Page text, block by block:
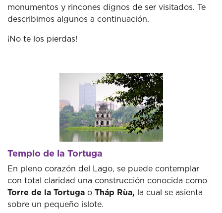
monumentos y rincones dignos de ser visitados. Te
describimos algunos a continuación.
¡No te los pierdas!
Templo de la Tortuga
En pleno corazón del Lago, se puede contemplar
con total claridad una construcción conocida como
Torre de la Tortuga o Tháp Rùa, la cual se asienta
sobre un pequeño islote.